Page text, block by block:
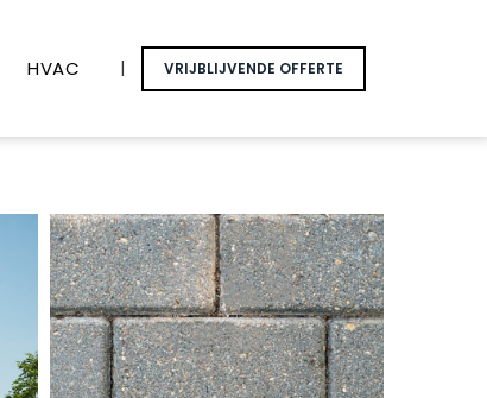
| VRIJBLIJVENDE OFFERTE
HVAC